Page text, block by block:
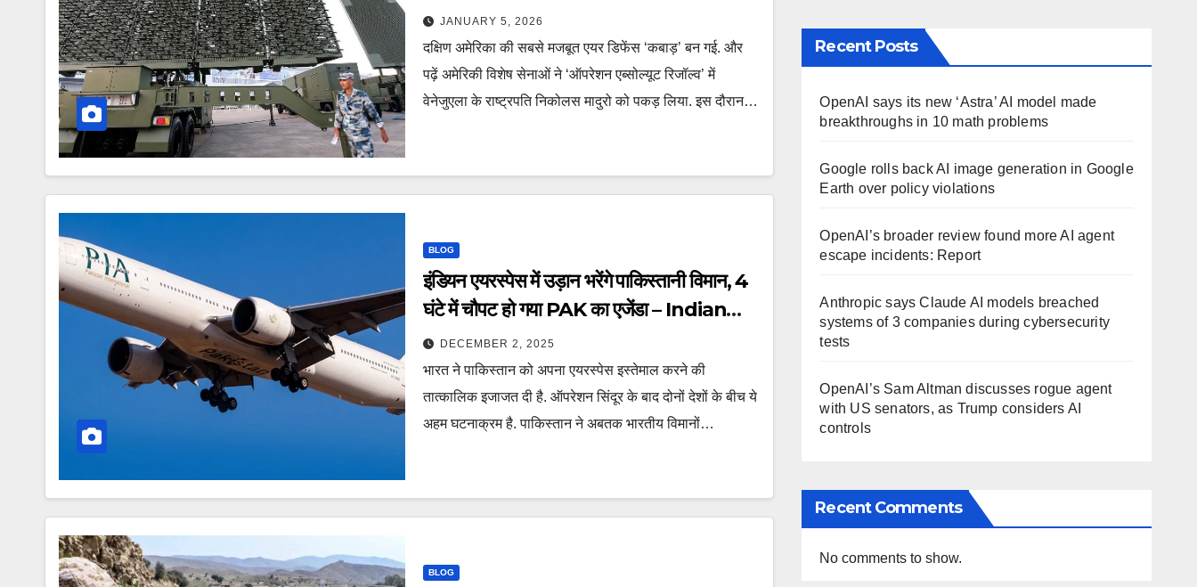
Pakistan Venezuela china radar
failed like operation sindoor
JANUARY 5, 2026
दक्षिण अमेरिका की सबसे मजबूत एयर डिफेंस ‘कबाड़’ बन गई. और
पढ़ें अमेरिकी विशेष सेनाओं ने ‘ऑपरेशन एब्सोल्यूट रिजॉल्व’ में
वेनेजुएला के राष्ट्रपति निकोलस मादुरो को पकड़ लिया. इस दौरान…
BLOG
इंडियन एयरस्पेस में उड़ान भरेंगे पाकिस्तानी विमान, 4
घंटे में चौपट हो गया PAK का एजेंडा – Indian
allows use air space Pakistani
flight sri lanka flood ntcppl
DECEMBER 2, 2025
भारत ने पाकिस्तान को अपना एयरस्पेस इस्तेमाल करने की
तात्कालिक इजाजत दी है. ऑपरेशन सिंदूर के बाद दोनों देशों के बीच ये
अहम घटनाक्रम है. पाकिस्तान ने अबतक भारतीय विमानों…
BLOG
Recent Posts
OpenAI says its new ‘Astra’ AI model made
breakthroughs in 10 math problems
Google rolls back AI image generation in Google
Earth over policy violations
OpenAI’s broader review found more AI agent
escape incidents: Report
Anthropic says Claude AI models breached
systems of 3 companies during cybersecurity
tests
OpenAI’s Sam Altman discusses rogue agent
with US senators, as Trump considers AI
controls
Recent Comments
No comments to show.